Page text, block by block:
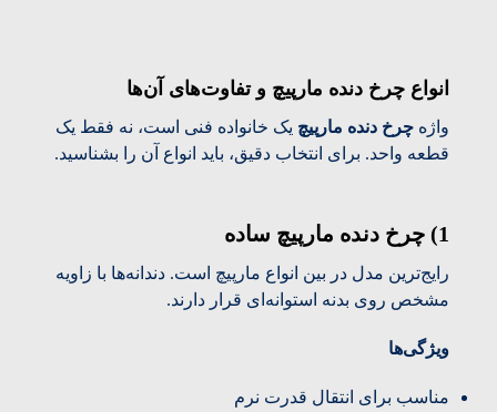
انواع چرخ دنده مارپیچ و تفاوت‌های آن‌ها
واژه چرخ دنده مارپیچ یک خانواده فنی است، نه فقط یک
قطعه واحد. برای انتخاب دقیق، باید انواع آن را بشناسید.
1) چرخ دنده مارپیچ ساده
رایج‌ترین مدل در بین انواع مارپیچ است. دندانه‌ها با زاویه
مشخص روی بدنه استوانه‌ای قرار دارند.
ویژگی‌ها
مناسب برای انتقال قدرت نرم